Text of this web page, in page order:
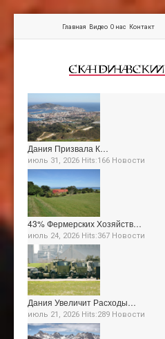
Главная Видео О нас Контакт
Дания Призвала К…
июль 31, 2026 Hits:166 Новости
43% Фермерских Хозяйств…
июль 24, 2026 Hits:367 Новости
Дания Увеличит Расходы…
июль 21, 2026 Hits:289 Новости